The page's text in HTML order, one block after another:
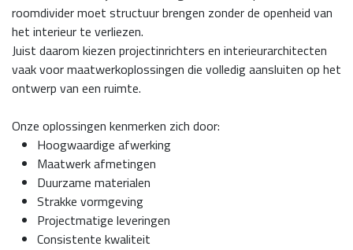
roomdivider moet structuur brengen zonder de openheid van
het interieur te verliezen.
Juist daarom kiezen projectinrichters en interieurarchitecten
vaak voor maatwerkoplossingen die volledig aansluiten op het
ontwerp van een ruimte.
Onze oplossingen kenmerken zich door:
Hoogwaardige afwerking
Maatwerk afmetingen
Duurzame materialen
Strakke vormgeving
Projectmatige leveringen
Consistente kwaliteit